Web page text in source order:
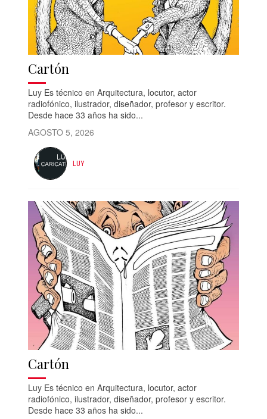
Cartón
Luy Es técnico en Arquitectura, locutor, actor
radiofónico, ilustrador, diseñador, profesor y escritor.
Desde hace 33 años ha sido...
AGOSTO 5, 2026
LUY
Cartón
Luy Es técnico en Arquitectura, locutor, actor
radiofónico, ilustrador, diseñador, profesor y escritor.
Desde hace 33 años ha sido...